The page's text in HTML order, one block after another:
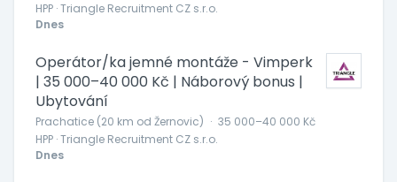
HPP · Triangle Recruitment CZ s.r.o.
Dnes
Operátor/ka jemné montáže - Vimperk
| 35 000–40 000 Kč | Náborový bonus |
Ubytování
Prachatice (20 km od Žernovic) · 35 000–40 000 Kč
HPP · Triangle Recruitment CZ s.r.o.
Dnes